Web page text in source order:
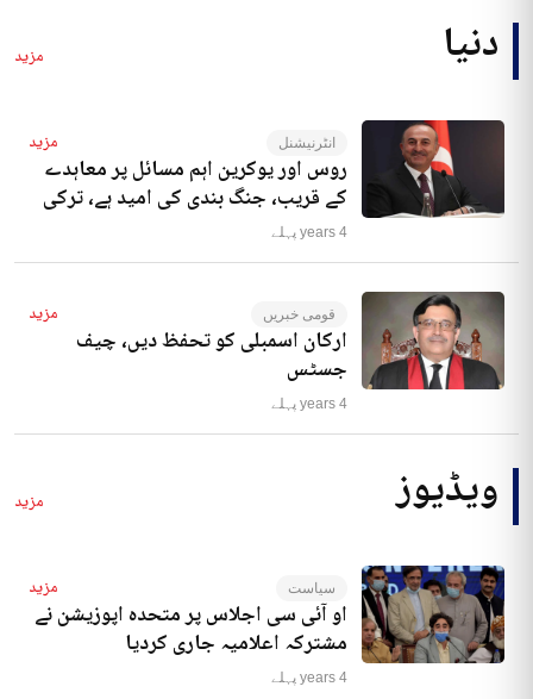
دنیا مزید
انٹرنیشنل مزید
روس اور یوکرین اہم مسائل پر معاہدے
کے قریب، جنگ بندی کی امید ہے، ترکی
4 years پہلے
قومی خبریں مزید
ارکان اسمبلی کو تحفظ دیں، چیف
جسٹس
4 years پہلے
ویڈیوز مزید
سیاست مزید
او آئی سی اجلاس پر متحدہ اپوزیشن نے
مشترکہ اعلامیہ جاری کردیا
4 years پہلے